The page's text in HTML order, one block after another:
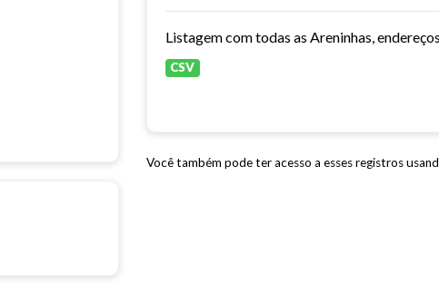
Listagem com todas as Areninhas,
CSV
Você também pode ter acesso a esses registros